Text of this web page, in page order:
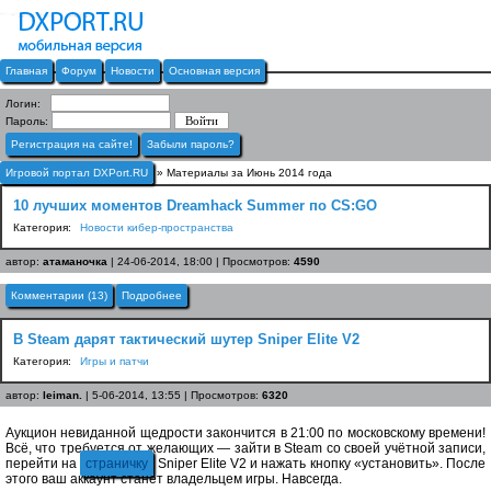
Главная Форум Новости Основная версия
Логин:
Пароль:
Регистрация на сайте!
Забыли пароль?
Игровой портал DXPort.RU » Материалы за Июнь 2014 года
10 лучших моментов Dreamhack Summer по CS:GO
Категория: Новости кибер-пространства
автор: атаманочка | 24-06-2014, 18:00 | Просмотров: 4590
Комментарии (13) Подробнее
В Steam дарят тактический шутер Sniper Elite V2
Категория: Игры и патчи
автор: leiman. | 5-06-2014, 13:55 | Просмотров: 6320
Аукцион невиданной щедрости закончится в 21:00 по московскому времени!
Всё, что требуется от желающих — зайти в Steam со своей учётной записи,
перейти на
страничку
Sniper Elite V2 и нажать кнопку «установить». После
этого ваш аккаунт станет владельцем игры. Навсегда.